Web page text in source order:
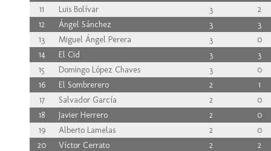
11
Luis Bolívar 3
2
12
Ángel Sánchez 3
3
13
Miguel Ángel Perera 3
0
14
El Cid 3
3
15
Domingo López Chaves 3
0
16
El Sombrerero 2
1
17
Salvador García 2
0
18
Javier Herrero 2
0
19
Alberto Lamelas 2
0
20
Víctor Cerrato 2 2